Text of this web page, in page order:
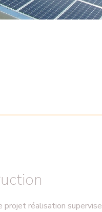
projet réalisation supervise